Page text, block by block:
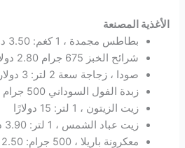
الأغذية المصنعة
بطاطس مجمدة ، 1 كغم: 3.50 دولار
شرائح الخبز 675 جرام 2.80 دولار
صودا ، زجاجة سعة 2 لتر: 3 دولارات
زبدة الفول السوداني 500 جرام 3.20 دولار
زيت الزيتون ، 1 لتر: 15 دولارًا
زيت عباد الشمس ، 1 لتر: 3.90 دولار
معكرونة باريلا ، 500 جرام: 2.50 دولار